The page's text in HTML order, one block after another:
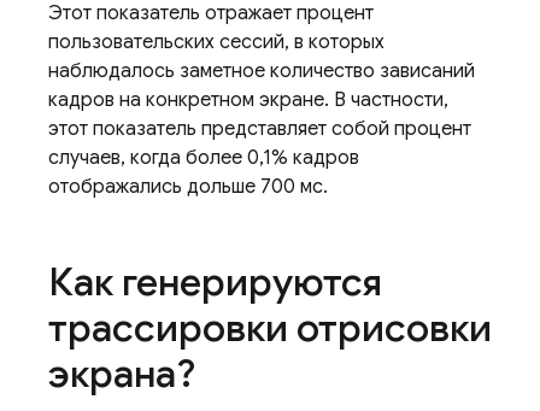
Этот показатель отражает процент
пользовательских сессий, в которых
наблюдалось заметное количество зависаний
кадров на конкретном экране. В частности,
этот показатель представляет собой процент
случаев, когда более 0,1% кадров
отображались дольше 700 мс.
Как генерируются
трассировки отрисовки
экрана?